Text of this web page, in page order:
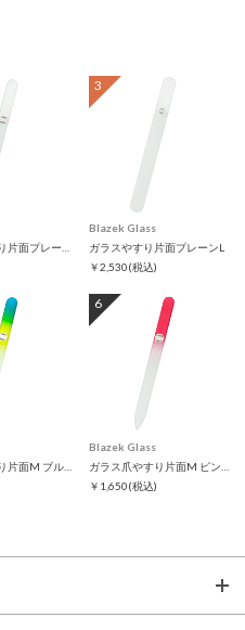
3
Blazek Glass
ガラスやすり片面プレーンL
￥2,530(税込)
6
Blazek Glass
￥1,650(税込)